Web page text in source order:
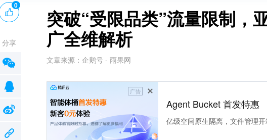
突破“受限品类”流量限制，
广全维解析
文章来源： 企鹅号 - 雨果网
广告
Agent Bucket 首发特惠
亿级空间原生隔离，文件管理
0
分享